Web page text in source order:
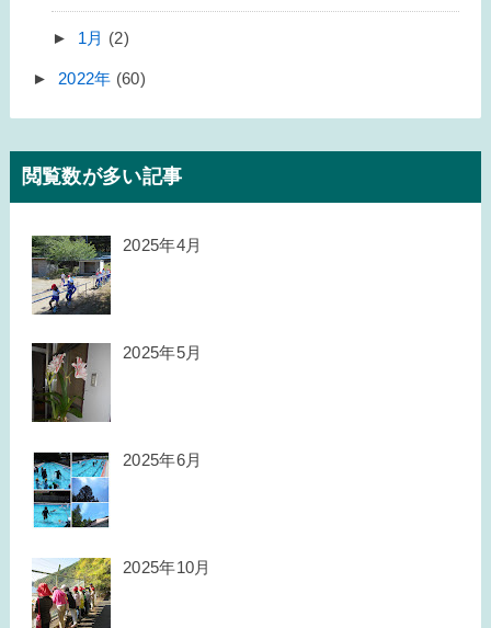
► 1月 (2)
► 2022年 (60)
閲覧数が多い記事
2025年4月
2025年5月
2025年6月
2025年10月